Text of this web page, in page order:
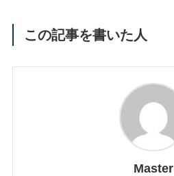
この記事を書いた人
Master